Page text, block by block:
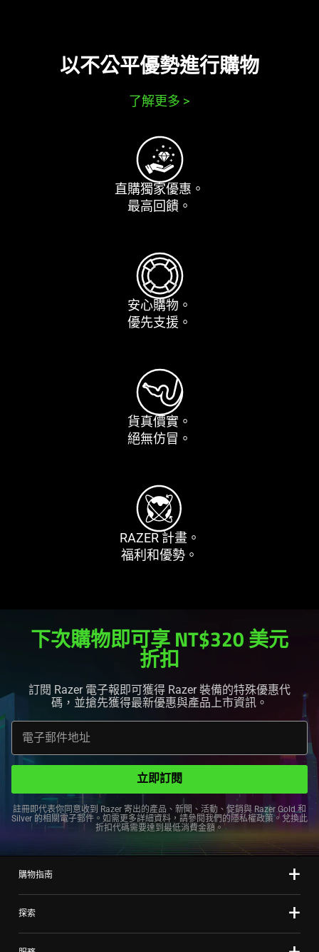
以不公平優勢進行購物
了解更多 >
直購獨家優惠 。
最高回饋 。
安心購物 。
優先支援 。
貨真價實 。
絕無仿冒 。
RAZER 計畫。
福利和優勢 。
下次購物即可享 NT$320 美元
折扣
訂閱 Razer 電子報即可獲得 Razer 裝備的特殊優惠代
碼，並搶先獲得最新優惠與產品上市資訊 。
電子郵件地址
立即訂閱
註冊即代表你同意收到 Razer 寄出的產品、新聞、活動、促銷與 Razer Gold 和
Silver 的相關電子郵件。如需更多詳細資料，請參閱我們的隱私權政策。兌換此
折扣代碼需要達到最低消費金額 。
購物指南
探索